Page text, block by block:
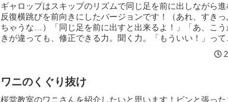
ギャロップはスキップのリズムで同じ足を前に出しながら進
反復横跳びを前向きにしたバージョンです！（あれ、すきっ
ちゃうな…）「同じ足を前に出すと出来るよ！」「あ、こう
きが違っても、修正できる力。聞く力。「もういい！」って
ワニのくぐり抜け
桜堂教室のワニさんを紹介したいと思います！ピンと張った